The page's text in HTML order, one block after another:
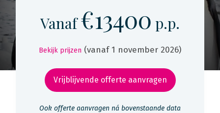
Vanaf€13400 p.p.
Bekijk prijzen (vanaf 1 november 2026)
Vrijblijvende offerte aanvragen
Ook offerte aanvragen ná bovenstaande data